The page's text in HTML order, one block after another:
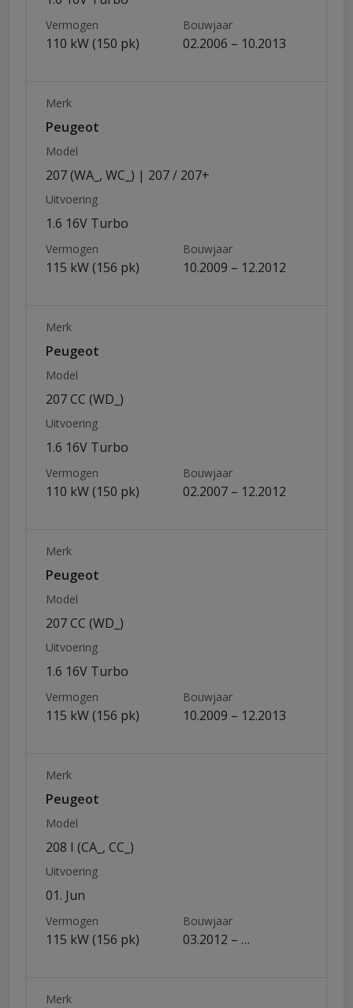
Vermogen
110 kW (150 pk)
Bouwjaar
02.2006 – 10.2013
Merk
Peugeot
Model
207 (WA_, WC_) | 207 / 207+
Uitvoering
1.6 16V Turbo
Vermogen
115 kW (156 pk)
Bouwjaar
10.2009 – 12.2012
Merk
Peugeot
Model
207 CC (WD_)
Uitvoering
1.6 16V Turbo
Vermogen
110 kW (150 pk)
Bouwjaar
02.2007 – 12.2012
Merk
Peugeot
Model
207 CC (WD_)
Uitvoering
1.6 16V Turbo
Vermogen
115 kW (156 pk)
Bouwjaar
10.2009 – 12.2013
Merk
Peugeot
Model
208 I (CA_, CC_)
Uitvoering
01. Jun
Vermogen
115 kW (156 pk)
Bouwjaar
03.2012 – …
Merk